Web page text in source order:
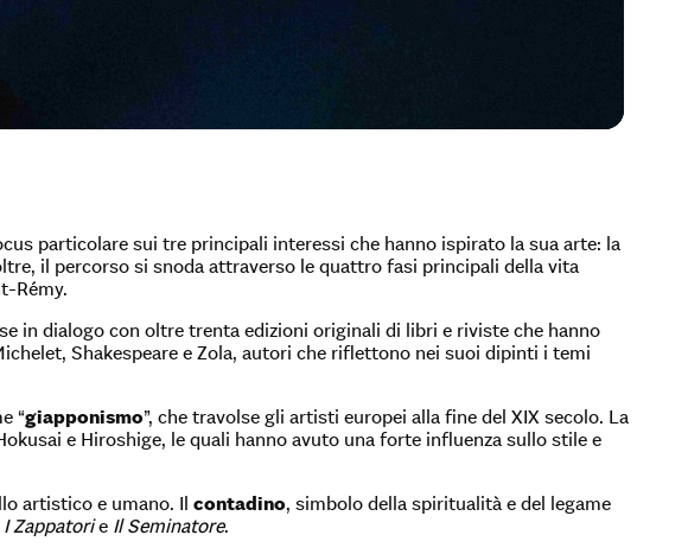
particolare sui tre principali interessi che hanno ispirato la sua arte: la
il percorso si snoda attraverso le quattro fasi principali della vita
Rémy.
in dialogo con oltre trenta edizioni originali di libri e riviste che hanno
Shakespeare e Zola, autori che riflettono nei suoi dipinti i temi
“giapponismo”, che travolse gli artisti europei alla fine del XIX secolo. La
e Hiroshige, le quali hanno avuto una forte influenza sullo stile e
artistico e umano. Il contadino, simbolo della spiritualità e del legame
I Zappatorie Il Seminatore.